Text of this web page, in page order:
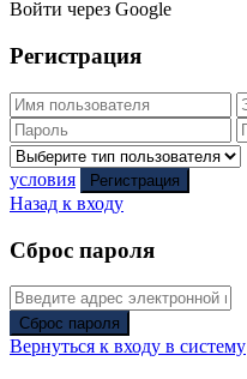
Войти через Google
Регистрация
условия
Регистрация
Назад к входу
Сброс пароля
Сброс пароля
Вернуться к входу в систему